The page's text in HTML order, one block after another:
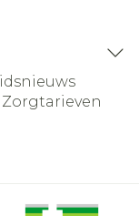
Zorgtarieven